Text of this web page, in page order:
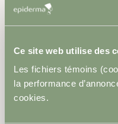
Ce site web utilise des
Les fichiers témoins
la performance
cookies.